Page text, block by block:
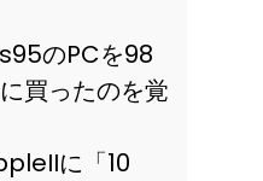
のPCを98
買ったのを覚
に「10